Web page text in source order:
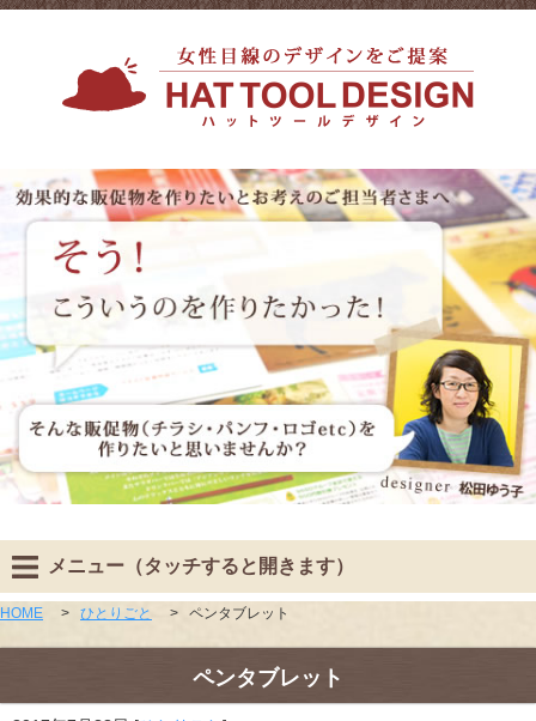
メニュー（タッチすると開きます）
HOME > ひとりごと > ペンタブレット
ペンタブレット